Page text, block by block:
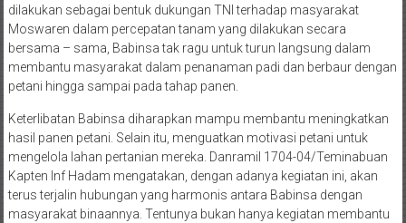
dilakukan sebagai bentuk dukungan TNI terhadap masyarakat
Moswaren dalam percepatan tanam yang dilakukan secara
bersama – sama, Babinsa tak ragu untuk turun langsung dalam
membantu masyarakat dalam penanaman padi dan berbaur dengan
petani hingga sampai pada tahap panen.
Keterlibatan Babinsa diharapkan mampu membantu meningkatkan
hasil panen petani. Selain itu, menguatkan motivasi petani untuk
mengelola lahan pertanian mereka. Danramil 1704-04/Teminabuan
Kapten Inf Hadam mengatakan, dengan adanya kegiatan ini, akan
terus terjalin hubungan yang harmonis antara Babinsa dengan
masyarakat binaannya. Tentunya bukan hanya kegiatan membantu